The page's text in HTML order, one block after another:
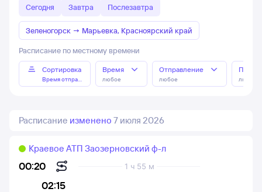
Сегодня Завтра Послезавтра
Зеленогорск → Марьевка, Красноярский край
Расписание по местному времени
Сортировка
Время отправления
Время
любое
Отправление
любое любое
Расписание изменено 7 июля 2026
00:20
02:15
1 ч 55 м
Краевое АТП Заозерновский ф-л